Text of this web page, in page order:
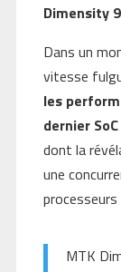
Dimensity
Dans un
vitesse
les
dernier
dont la
une
MTK